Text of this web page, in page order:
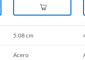
5.08 cm
Acero